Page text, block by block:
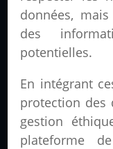
données,
des
potentielles.
En intégrant
protection des
gestion
plateforme